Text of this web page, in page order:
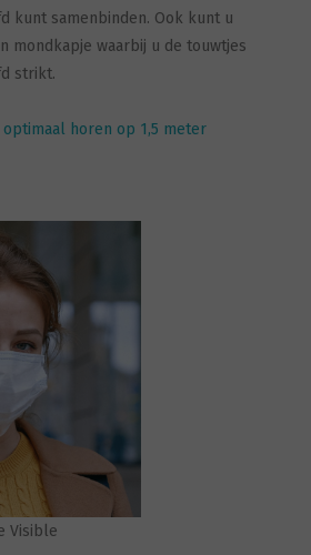
kunt samenbinden. Ook kunt u
mondkapje waarbij u de touwtjes
strikt.
horen op 1,5 meter
Visible